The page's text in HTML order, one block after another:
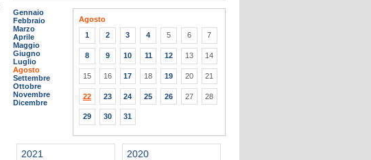
Gennaio
Febbraio
Marzo
Aprile
Maggio
Giugno
Luglio
Agosto
Settembre
Ottobre
Novembre
Dicembre
Agosto
1
2 3 4 5 6 7
8 9 10 11 12 13 14
15 16 17 18 19 20 21
22 23 24 25 26 27 28
29 30 31
2021 2020